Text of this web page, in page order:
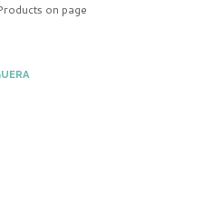
on page